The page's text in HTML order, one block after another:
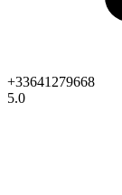
+33641279668
5.0